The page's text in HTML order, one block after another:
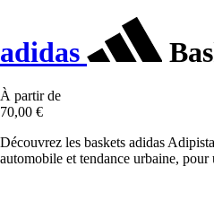
adidas
À partir de
70,00 €
Découvrez les baskets adidas
automobile et tendance urbaine,